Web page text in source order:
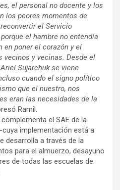
el personal no docente y los
los peores momentos de
el Servicio
el hambre no entendía
en poner el corazón y el
vecinos y vecinas. Desde el
Sujarchuk se viene
cuando el signo político
que el nuestro, nos
eran las necesidades de la
Ramil.
el SAE de la
implementación está a
desarrolla a través de la
para el almuerzo, desayuno
de todas las escuelas de